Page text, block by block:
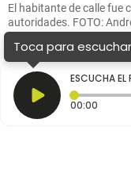
El habitante de calle fue
autoridades. FOTO:
Toca para escuchar
ESCUCHA EL
00:00